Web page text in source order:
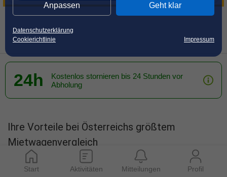
Anpassen Geht klar
Datenschutzerklärung
Cookierichtlinie
Impressum
24h
Kostenlos stornieren bis 24 Stunden vor
Abholung
Ihre Vorteile bei Österreichs größtem
Mietwagenvergleich
Mehr als 50 % sparen
Start Aktivitäten Mitteilungen Profil